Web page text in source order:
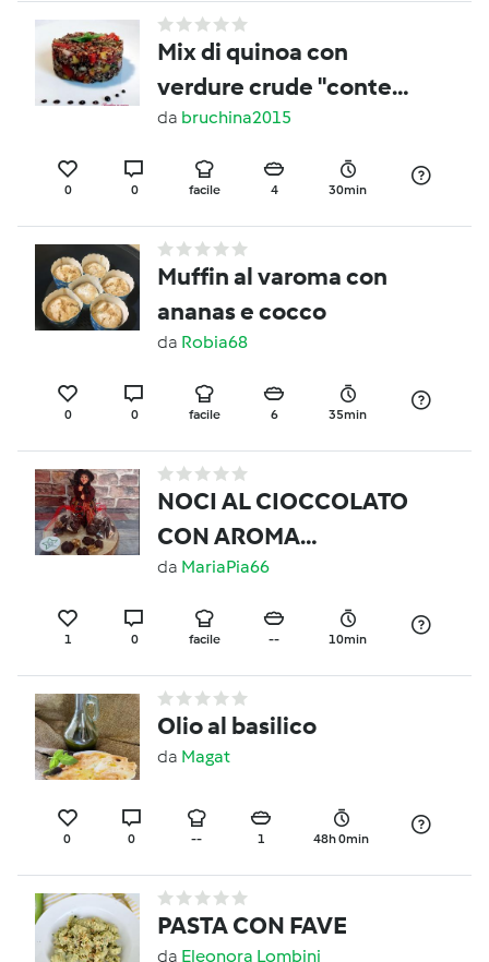
Mix di quinoa con
verdure crude "contest
lunchbox"
da bruchina2015
0 0 facile 4 30min
Muffin al varoma con
ananas e cocco
da Robia68
0 0 facile 6 35min
NOCI AL CIOCCOLATO
CON AROMA
ALL'ARANCIA
da MariaPia66
1 0 facile -- 10min
Olio al basilico
da Magat
0 0 -- 1 48h 0min
PASTA CON FAVE
da Eleonora Lombini